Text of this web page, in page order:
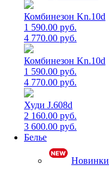
Комбинезон Kn.10d
1 590.00 руб.
4 770.00 руб.
Комбинезон Kn.10d
1 590.00 руб.
4 770.00 руб.
Худи J.608d
2 160.00 руб.
3 600.00 руб.
Белье
Новинки